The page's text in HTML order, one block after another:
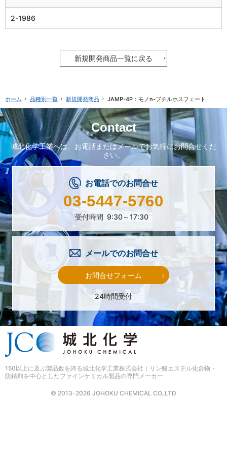
2-1986
新規開発商品一覧に戻る
ホーム 品種別一覧 新規開発商品 JAMP-4P：モノn-ブチルホスフェート
Contact
城北化学工業へは、 お電話またはメールでお気軽にお問合せくだ
さい。
お電話でのお問合せ
03-5447-5760
受付時間 9:30～17:30
メールでのお問合せ
お問合せフォーム
24時間受付
© 2013-2026 JOHOKU CHEMICAL CO.,LTD
150以上に及ぶ製品数を誇る城北化学工業株式会社｜リン酸エステル化合物・
防錆剤を中心としたファインケミカル製品の専門メーカー